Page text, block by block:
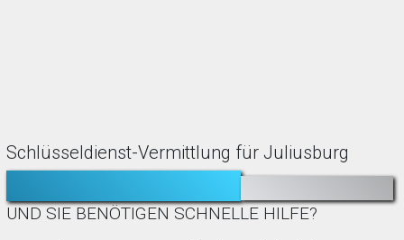
Schlüsseldienst-Vermittlung für Juliusburg
TÜR ZUGEFALLEN?
UND SIE BENÖTIGEN SCHNELLE HILFE?